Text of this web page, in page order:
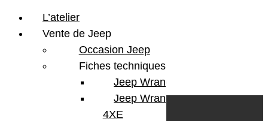
L’atelier
Vente de Jeep
Occasion Jeep
Fiches techniques
Jeep Wrangler JL
Jeep Wrangler
4XE